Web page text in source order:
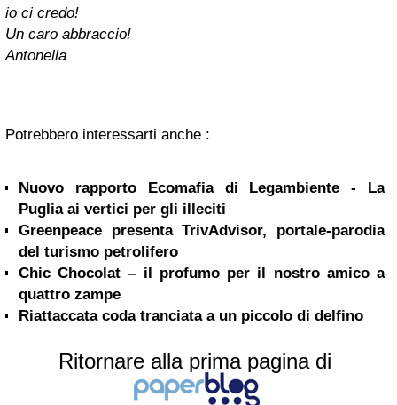
io ci credo!
Un caro abbraccio!
Antonella
Potrebbero interessarti anche :
Nuovo rapporto Ecomafia di Legambiente - La
Puglia ai vertici per gli illeciti
Greenpeace presenta TrivAdvisor, portale-parodia
del turismo petrolifero
Chic Chocolat – il profumo per il nostro amico a
quattro zampe
Riattaccata coda tranciata a un piccolo di delfino
Ritornare alla prima pagina di